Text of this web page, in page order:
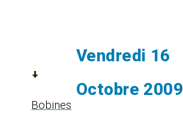
Bobines
Vendredi 16
Octobre 2009